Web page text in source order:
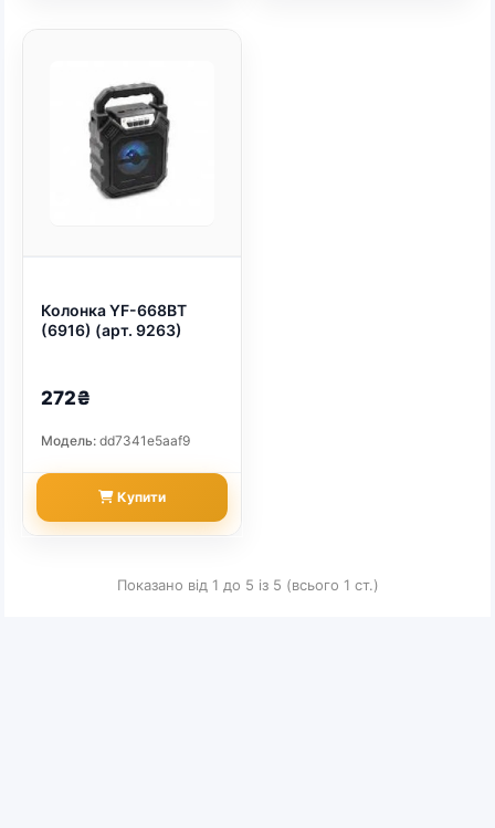
Колонка YF-668BT
(6916) (арт. 9263)
272₴
Модель: dd7341e5aaf9
Купити
Показано від 1 до 5 із 5 (всього 1 ст.)